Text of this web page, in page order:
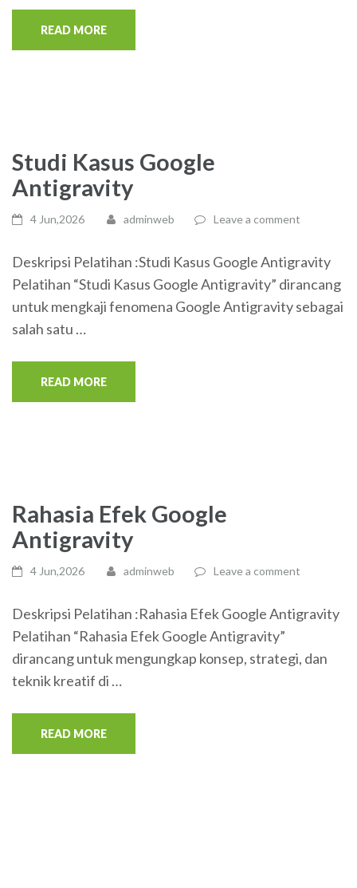
READ MORE
Studi Kasus Google
Antigravity
4 Jun,2026 adminweb Leave a comment
Deskripsi Pelatihan :Studi Kasus Google Antigravity
Pelatihan “Studi Kasus Google Antigravity” dirancang
untuk mengkaji fenomena Google Antigravity sebagai
salah satu …
READ MORE
Rahasia Efek Google
Antigravity
4 Jun,2026 adminweb Leave a comment
Deskripsi Pelatihan :Rahasia Efek Google Antigravity
Pelatihan “Rahasia Efek Google Antigravity”
dirancang untuk mengungkap konsep, strategi, dan
teknik kreatif di …
READ MORE